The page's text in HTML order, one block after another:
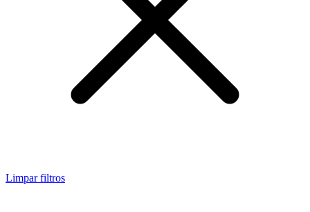
Limpar filtros